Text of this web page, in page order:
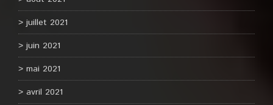
juillet 2021
juin 2021
mai 2021
avril 2021